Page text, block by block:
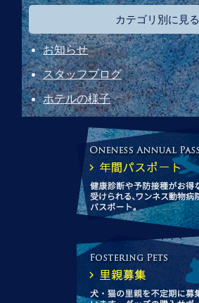
カテゴリ別に見る
お知らせ
スタッフブログ
ホテルの様子